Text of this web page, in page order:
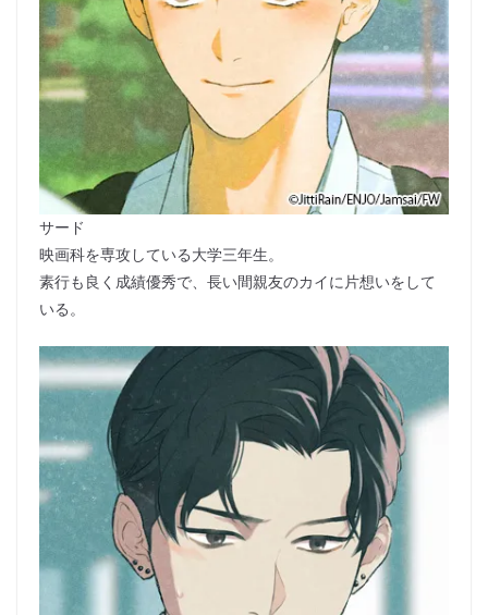
サード
映画科を専攻している大学三年生。
素行も良く成績優秀で、長い間親友のカイに片想いをして
いる。